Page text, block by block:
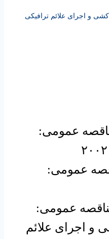
و اجرای علائم ترافیکی
عمومی:
عمومی:
عمومی:
و اجرای علائم